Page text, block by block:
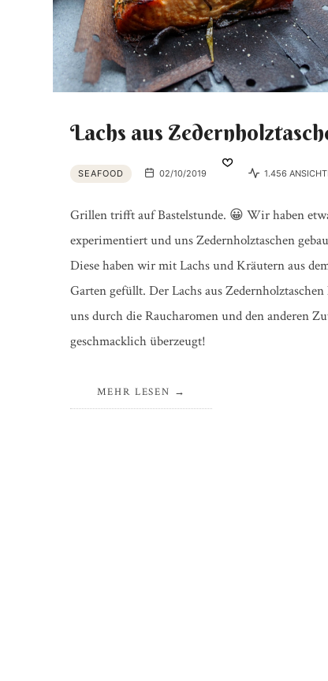
Lachs aus
SEAFOOD 02/10/2019 1.456
Grillen trifft auf Bastelstunde. 😀 Wir haben
experimentiert und uns Zedernholztaschen
Diese haben wir mit Lachs und Kräutern aus
Garten gefüllt. Der Lachs aus Zedernholztaschen
uns durch die Raucharomen und den anderen
geschmacklich überzeugt!
MEHR LESEN